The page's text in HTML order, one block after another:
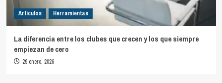
Artículos Herramientas
La diferencia entre los clubes que crecen y los que siempre
empiezan de cero
29 enero, 2026